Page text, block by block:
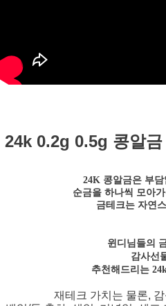
24k 0.2g 0.5g 콩알
24K 콩알금은 부
순금을 하나씩 모아
금테크는 자연
윈디님들의
감사선
추천해드리는
재테크 가치는 물론,